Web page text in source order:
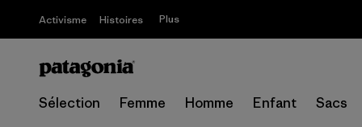
Activisme Histoires Plus
Sélection Femme Homme Enfant Sacs